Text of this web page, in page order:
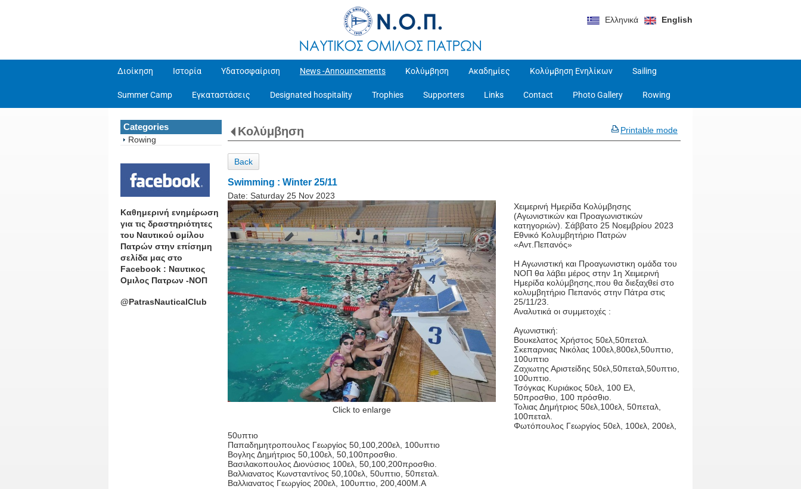
Ελληνικά English
Διοίκηση Ιστορία Υδατοσφαίριση News -Announcements Κολύμβηση Ακαδημίες Κολύμβηση Ενηλίκων Sailing
Summer Camp Εγκαταστάσεις Designated hospitality Trophies Supporters Links Contact Photo Gallery Rowing
Categories
Rowing
Καθημερινή ενημέρωση
για τις δραστηριότητες
του Ναυτικού ομίλου
Πατρών στην επίσημη
σελίδα μας στο
Facebook : Ναυτικος
Ομιλος Πατρων -ΝΟΠ
@PatrasNauticalClub
Printable mode
Κολύμβηση
Back
Swimming : Winter 25/11
Date: Saturday 25 Nov 2023
Click to enlarge
Χειμερινή Ημερίδα Κολύμβησης
(Αγωνιστικών και Προαγωνιστικών
κατηγοριών). Σάββατο 25 Νοεμβρίου 2023
Εθνικό Κολυμβητήριο Πατρών
«Αντ.Πεπανός»
Η Αγωνιστική και Προαγωνιστικη ομάδα του
ΝΟΠ θα λάβει μέρος στην 1η Χειμερινή
Ημερίδα κολύμβησης,που θα διεξαχθεί στο
κολυμβητήριο Πεπανός στην Πάτρα στις
25/11/23.
Αναλυτικά οι συμμετοχές :
Αγωνιστική:
Βουκελατος Χρήστος 50ελ,50πεταλ.
Σκεπαρνιας Νικόλας 100ελ,800ελ,50υπτιο,
100υπτιο
Ζαχιωτης Αριστείδης 50ελ,50πεταλ,50υπτιο,
100υπτιο.
Τσόγκας Κυριάκος 50ελ, 100 Ελ,
50προσθιο, 100 πρόσθιο.
Τολιας Δημήτριος 50ελ,100ελ, 50πεταλ,
100πεταλ.
Φωτόπουλος Γεωργίος 50ελ, 100ελ, 200ελ,
50υπτιο
Παπαδημητροπουλος Γεωργίος 50,100,200ελ, 100υπτιο
Βογλης Δημήτριος 50,100ελ, 50,100προσθιο.
Βασιλακοπουλος Διονύσιος 100ελ, 50,100,200προσθιο.
Βαλλιανατος Κωνσταντίνος 50,100ελ, 50υπτιο, 50πεταλ.
Βαλλιανατος Γεωργίος 200ελ, 100υπτιο, 200,400Μ.Α